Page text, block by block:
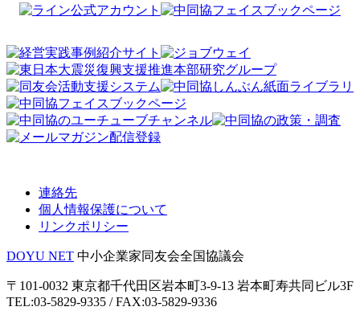
連絡先
個人情報保護について
リンクポリシー
DOYU NET 中小企業家同友会全国協議会
〒101-0032 東京都千代田区岩本町3-9-13 岩本町寿共同ビル3F
TEL:03-5829-9335 / FAX:03-5829-9336